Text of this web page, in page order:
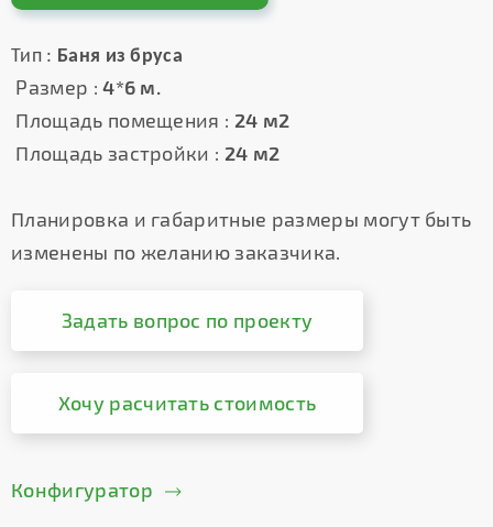
Тип : Баня из бруса
Размер : 4*6 м.
Площадь помещения : 24 м2
Площадь застройки : 24 м2
Планировка и габаритные размеры могут быть
изменены по желанию заказчика.
Задать вопрос по проекту
Хочу расчитать стоимость
Конфигуратор